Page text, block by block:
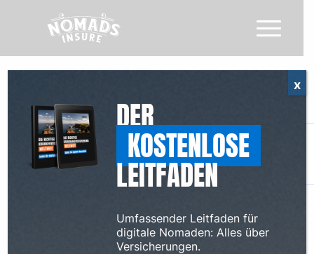
DER
KOSTENLOSE
LEITFADEN
Umfassender Leitfaden für
digitale Nomaden: Alles über
Versicherungen.
x